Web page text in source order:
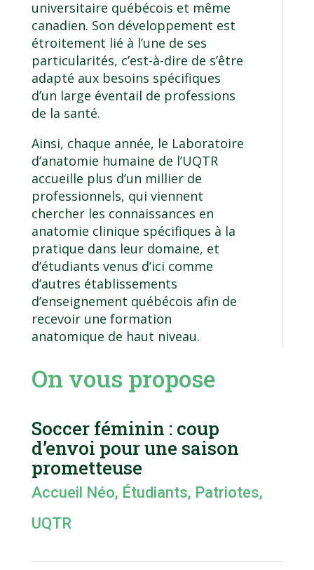
universitaire québécois et même
canadien. Son développement est
étroitement lié à l’une de ses
particularités, c’est-à-dire de s’être
adapté aux besoins spécifiques
d’un large éventail de professions
de la santé.
Ainsi, chaque année, le Laboratoire
d’anatomie humaine de l’UQTR
accueille plus d’un millier de
professionnels, qui viennent
chercher les connaissances en
anatomie clinique spécifiques à la
pratique dans leur domaine, et
d’étudiants venus d’ici comme
d’autres établissements
d’enseignement québécois afin de
recevoir une formation
anatomique de haut niveau.
On vous propose
Soccer féminin : coup
d’envoi pour une saison
prometteuse
Accueil Néo, Étudiants, Patriotes,
UQTR